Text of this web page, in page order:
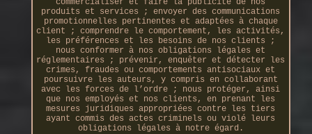
produits et services ; envoyer des communications
promotionnelles pertinentes et adaptées à chaque
client ; comprendre le comportement, les activités,
les préférences et les besoins de nos clients ;
nous conformer à nos obligations légales et
réglementaires ; prévenir, enquêter et détecter les
crimes, fraudes ou comportements antisociaux et
poursuivre les auteurs, y compris en collaborant
avec les forces de l’ordre ; nous protéger, ainsi
que nos employés et nos clients, en prenant les
mesures juridiques appropriées contre les tiers
ayant commis des actes criminels ou violé leurs
obligations légales à notre égard.